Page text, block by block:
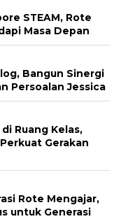
STEAM, Rote
Masa Depan
Bangun Sinergi
Persoalan Jessica
Ruang Kelas,
Gerakan
Rote Mengajar,
untuk Generasi